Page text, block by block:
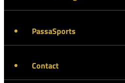
PassaSports
Contact